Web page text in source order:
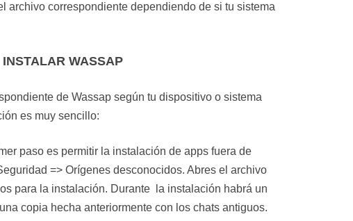
archivo correspondiente dependiendo de si tu sistema
INSTALAR WASSAP
de Wassap según tu dispositivo o sistema
es muy sencillo:
paso es permitir la instalación de apps fuera de
=> Orígenes desconocidos. Abres el archivo
para la instalación. Durante la instalación habrá un
copia hecha anteriormente con los chats antiguos.